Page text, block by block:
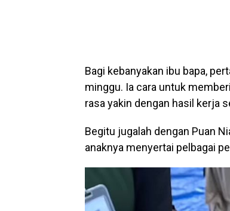
Bagi kebanyakan ibu bapa,
minggu. Ia cara untuk
rasa yakin dengan hasil kerja
Begitu jugalah dengan Puan
anaknya menyertai pelbagai